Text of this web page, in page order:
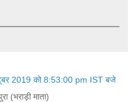
2019 को 8:53:00 pm IST बजे
(भराड़ी माता)